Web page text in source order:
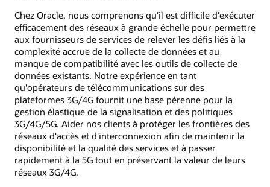
Chez Oracle, nous comprenons qu'il est difficile d'exécuter
efficacement des réseaux à grande échelle pour permettre
aux fournisseurs de services de relever les défis liés à la
complexité accrue de la collecte de données et au
manque de compatibilité avec les outils de collecte de
données existants. Notre expérience en tant
qu'opérateurs de télécommunications sur des
plateformes 3G/4G fournit une base pérenne pour la
gestion élastique de la signalisation et des politiques
3G/4G/5G. Aider nos clients à protéger les frontières des
réseaux d'accès et d'interconnexion afin de maintenir la
disponibilité et la qualité des services et à passer
rapidement à la 5G tout en préservant la valeur de leurs
réseaux 3G/4G.